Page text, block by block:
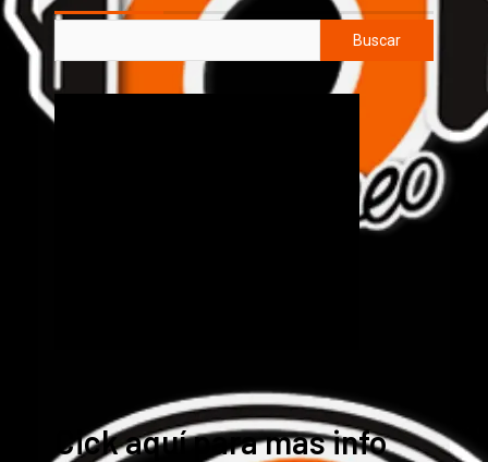
Buscar
Cick aquí para mas info